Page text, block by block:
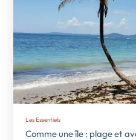
Les Essentiels
Comme une île : plage et